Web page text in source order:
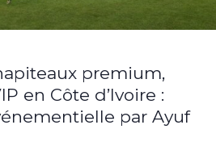
premium,
en Côte d’Ivoire :
par Ayuf